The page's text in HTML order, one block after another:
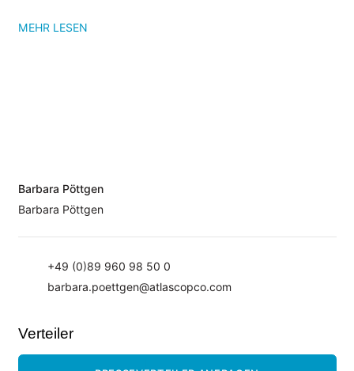
MEHR LESEN
Barbara Pöttgen
Barbara Pöttgen
+49 (0)89 960 98 50 0
barbara.poettgen@atlascopco.com
Verteiler